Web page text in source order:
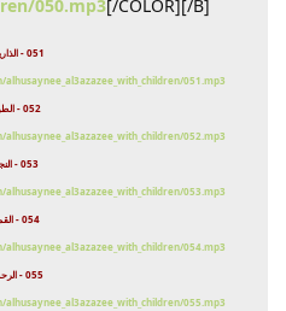
050.mp3[/COLOR][/B]
051 - الذاريات
051.mp3
052 - الطور
052.mp3
053 - النجم
053.mp3
054 - القمر
054.mp3
055 - الرحمن
055.mp3